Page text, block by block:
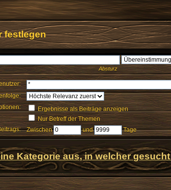
festlegen
Absturz
Ergebnisse als Beiträge anzeigen
Nur Betreff der Themen
Zwischen und Tage
Kategorie aus, in welcher